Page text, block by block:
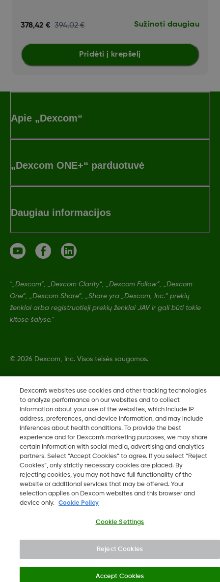
378,42 € 394,02 € Sužinoti daugiau
Pridėti į krepšelį
Apie „Dexcom“
„Dexcom ONE+“ parduotuvė
Daugiau informacijos
"„Dexcom“, „Dexcom Clarity“, „Dexcom Follow“, „Dexcom
One“, „Dexcom Share“, „Share yra „Dexcom, Inc.“ prekių
ženklai arba registruotieji prekių ženklai JAV ir gali būti tokie
kitose šalyse."
© 2026 Dexcom, Inc. Visos teisės saugomos.
LT
Keisti regioną
Dexcom's websites use cookies and other tracking technologies
to analyze performance on our websites and to collect
information about your use of the websites, which include IP
address, preferences, and device information, and may include
inferences about health conditions. To provide the best
experience and for Dexcom’s marketing purposes, we may share
certain information with social media, advertising and analytics
partners. Select “Accept Cookies” to agree. If you select “Reject
Cookies”, only strictly necessary cookies are placed. By
rejecting cookies, you may not have full functionality of the
website or additional services that may be offered. Your
selection applies on Dexcom websites and this browser and
device only.
Cookie Policy
Cookie Settings
Reject Cookies
Accept Cookies